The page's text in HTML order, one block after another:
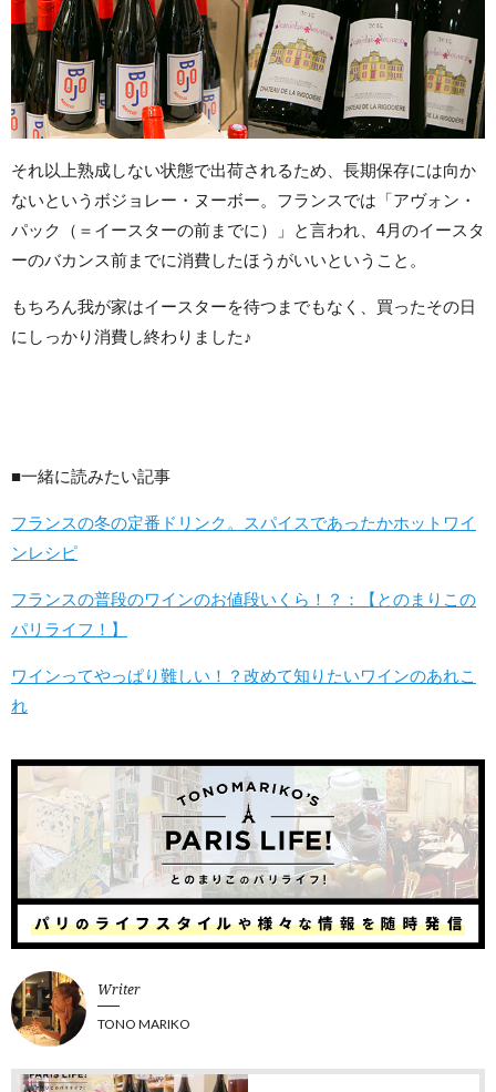
それ以上熟成しない状態で出荷されるため、長期保存には向か
ないというボジョレー・ヌーボー。フランスでは「アヴォン・
パック（＝イースターの前までに）」と言われ、4月のイースタ
ーのバカンス前までに消費したほうがいいということ。
もちろん我が家はイースターを待つまでもなく、買ったその日
にしっかり消費し終わりました♪
■一緒に読みたい記事
フランスの冬の定番ドリンク。スパイスであったかホットワイ
ンレシピ
フランスの普段のワインのお値段いくら！？：【とのまりこの
パリライフ！】
ワインってやっぱり難しい！？改めて知りたいワインのあれこ
れ
Writer
TONO MARIKO